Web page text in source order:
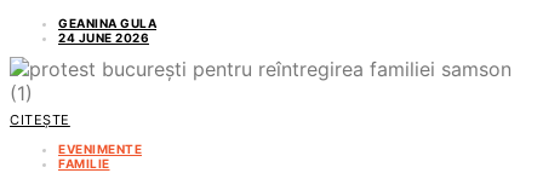
GEANINA GULA
24 JUNE 2026
CITEȘTE
EVENIMENTE
FAMILIE